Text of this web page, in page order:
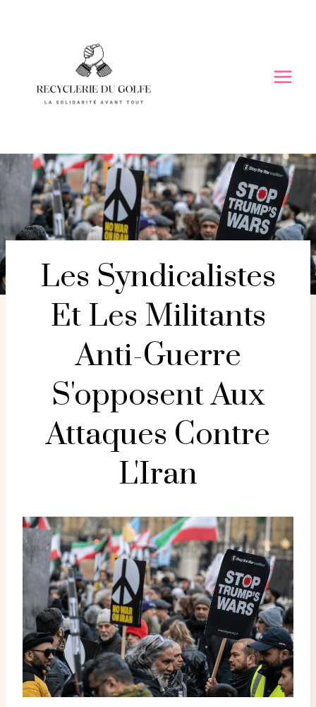
Les Syndicalistes
Et Les Militants
Anti-Guerre
S'opposent Aux
Attaques Contre
L'Iran